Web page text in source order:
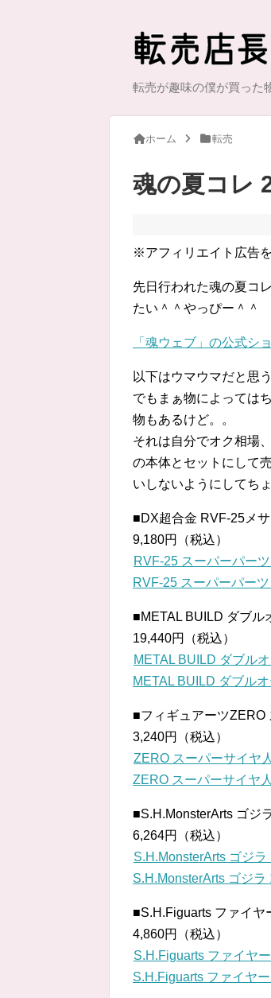
転売が趣味の僕が買った
ホーム 転売
魂の夏コレ
※アフィリエイト広告
先日行われた魂の夏コ
たい＾＾やっぴー＾＾
「魂ウェブ」の公式シ
以下はウマウマだと思
でもまぁ物によっては
物もあるけど。。
それは自分でオク相場
の本体とセットにして
いしないようにしてち
■DX超合金 RVF-25メ
9,180円（税込）
RVF-25 スーパーパー
RVF-25 スーパーパーツ
■METAL BUILD ダブル
19,440円（税込）
METAL BUILD ダブル
METAL BUILD ダブル
■フィギュアーツZERO
3,240円（税込）
ZERO スーパーサイヤ
ZERO スーパーサイヤ
■S.H.MonsterArts ゴジ
6,264円（税込）
S.H.MonsterArts ゴジラ
S.H.MonsterArts ゴジラ
■S.H.Figuarts ファイヤ
4,860円（税込）
S.H.Figuarts ファイヤ
S.H.Figuarts ファイヤ